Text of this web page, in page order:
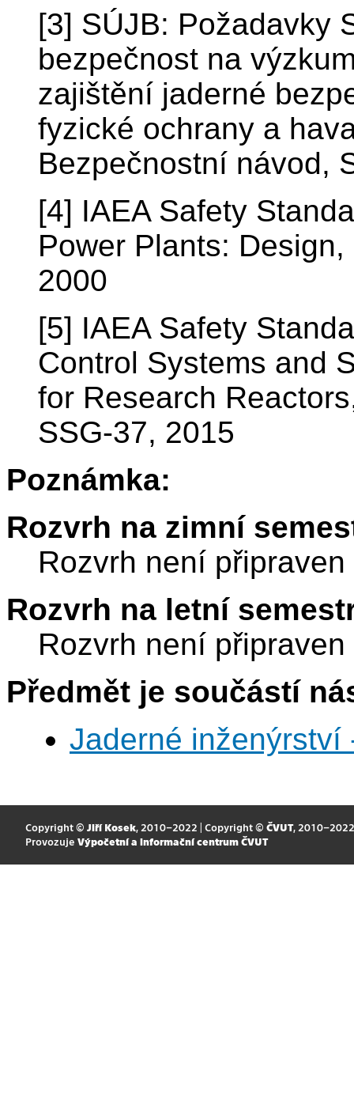
[3] SÚJB: Požadavky
bezpečnost na
zajištění jaderné
fyzické ochrany a
Bezpečnostní návod,
[4] IAEA Safety
Power Plants:
2000
[5] IAEA Safety
Control Systems and
for Research
SSG-37, 2015
Poznámka:
Rozvrh na zimní
Rozvrh není připraven
Rozvrh na letní
Rozvrh není připraven
Předmět je součástí
Jaderné inženýrství
Copyright © Jiří Kosek, 2010–2022 | Copyright © ČVUT, 2010–2022
Provozuje Výpočetní a informační centrum ČVUT